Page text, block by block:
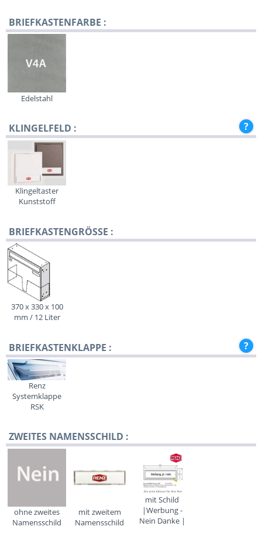
BRIEFKASTENFARBE :
Edelstahl
KLINGELFELD :
Klingeltaster
Kunststoff
BRIEFKASTENGRÖSSE :
370 x 330 x 100
mm / 12 Liter
BRIEFKASTENKLAPPE :
Renz
Systemklappe
RSK
ZWEITES NAMENSSCHILD :
ohne zweites
Namensschild
mit zweitem
Namensschild
mit Schild
|Werbung -
Nein Danke |